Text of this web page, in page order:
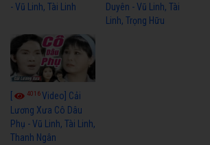
- Vũ Linh, Tài Linh
Duyên - Vũ Linh, Tài
Linh, Trọng Hữu
[ 4016Video] Cải
Lương Xưa Cô Dâu
Phụ - Vũ Linh, Tài Linh,
Thanh Ngân